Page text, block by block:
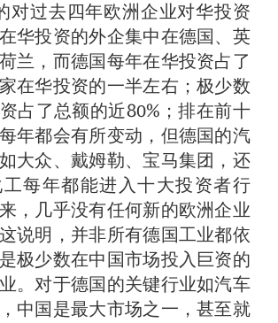
对过去四年欧洲企业对华投资
华投资的外企集中在德国、英
兰，而德国每年在华投资占了
在华投资的一半左右；极少数
占了总额的近80%；排在前十
年都会有所变动，但德国的汽
大众、戴姆勒、宝马集团，还
每年都能进入十大投资者行
，几乎没有任何新的欧洲企业
说明，并非所有德国工业都依
极少数在中国市场投入巨资的
。对于德国的关键行业如汽车
中国是最大市场之一，甚至就